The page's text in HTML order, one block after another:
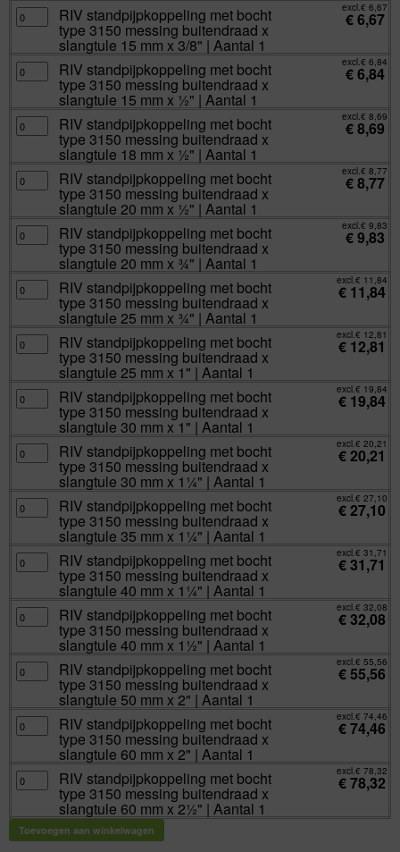
RIV
standpijpkoppeling
met
3150
messing
buitendraad
mm
x
3/8"
1
aantal
RIV standpijpkoppeling met bocht
type 3150 messing buitendraad x
slangtule 15 mm x 3/8" | Aantal 1
excl.€ 6,67
€6,67
RIV
standpijpkoppeling
met
3150
messing
buitendraad
mm
x
½"
1
aantal
RIV standpijpkoppeling met bocht
type 3150 messing buitendraad x
slangtule 15 mm x ½" | Aantal 1
excl.€ 6,84
€6,84
RIV
standpijpkoppeling
met
3150
messing
buitendraad
mm
x
½"
1
aantal
RIV standpijpkoppeling met bocht
type 3150 messing buitendraad x
slangtule 18 mm x ½" | Aantal 1
excl.€ 8,69
€8,69
RIV
standpijpkoppeling
met
3150
messing
buitendraad
mm
x
½"
1
aantal
RIV standpijpkoppeling met bocht
type 3150 messing buitendraad x
slangtule 20 mm x ½" | Aantal 1
excl.€ 8,77
€8,77
RIV
standpijpkoppeling
met
3150
messing
buitendraad
mm
x
¾"
1
aantal
RIV standpijpkoppeling met bocht
type 3150 messing buitendraad x
slangtule 20 mm x ¾" | Aantal 1
excl.€ 9,83
€9,83
RIV
standpijpkoppeling
met
3150
messing
buitendraad
mm
x
¾"
1
aantal
RIV standpijpkoppeling met bocht
type 3150 messing buitendraad x
slangtule 25 mm x ¾" | Aantal 1
excl.€ 11,84
€ 11,84
RIV
standpijpkoppeling
met
3150
messing
buitendraad
mm
x
1"
1
aantal
RIV standpijpkoppeling met bocht
type 3150 messing buitendraad x
slangtule 25 mm x 1" | Aantal 1
excl.€ 12,81
€ 12,81
RIV
standpijpkoppeling
met
3150
messing
buitendraad
mm
x
1"
1
aantal
RIV standpijpkoppeling met bocht
type 3150 messing buitendraad x
slangtule 30 mm x 1" | Aantal 1
excl.€ 19,84
€ 19,84
RIV
standpijpkoppeling
met
3150
messing
buitendraad
mm
x
1¼"
1
aantal
RIV standpijpkoppeling met bocht
type 3150 messing buitendraad x
slangtule 30 mm x 1¼" | Aantal 1
excl.€ 20,21
€20,21
RIV
standpijpkoppeling
met
3150
messing
buitendraad
mm
x
1¼"
1
aantal
RIV standpijpkoppeling met bocht
type 3150 messing buitendraad x
slangtule 35 mm x 1¼" | Aantal 1
excl.€ 27,10
€27,10
RIV
standpijpkoppeling
met
3150
messing
buitendraad
mm
x
1¼"
1
aantal
RIV standpijpkoppeling met bocht
type 3150 messing buitendraad x
slangtule 40 mm x 1¼" | Aantal 1
excl.€ 31,71
€31,71
RIV
standpijpkoppeling
met
3150
messing
buitendraad
mm
x
1½"
1
aantal
RIV standpijpkoppeling met bocht
type 3150 messing buitendraad x
slangtule 40 mm x 1½" | Aantal 1
excl.€ 32,08
€32,08
RIV
standpijpkoppeling
met
3150
messing
buitendraad
mm
x
2"
1
aantal
RIV standpijpkoppeling met bocht
type 3150 messing buitendraad x
slangtule 50 mm x 2" | Aantal 1
excl.€ 55,56
€55,56
RIV
standpijpkoppeling
met
3150
messing
buitendraad
60
mm
RIV standpijpkoppeling met bocht
type 3150 messing buitendraad x
slangtule 60 mm x 2" | Aantal 1
excl.€ 74,46
€74,46
RIV
standpijpkoppeling
met
3150
messing
buitendraad
RIV standpijpkoppeling met bocht
type 3150 messing buitendraad x
slangtule 60 mm x 2½" | Aantal 1
excl.€ 78,32
€78,32
Toevoegen aan winkelwagen